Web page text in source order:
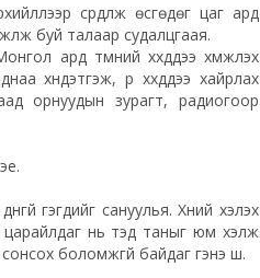
сүрдүүлж ѳсгѳдѳг цаг ард
буй талаар судалцгаая.
ард түмний хүүхдүүдээ хүмүүжүүлэх
үр хүүхдүүдээ хайрлах
орнуудын зурагт, радиогоор
гэгдийг сануулья. Хүний хэлэх
царайлдаг нь тэд таныг юм хэлж
боломжгүй байдаг гэнэ шүү.